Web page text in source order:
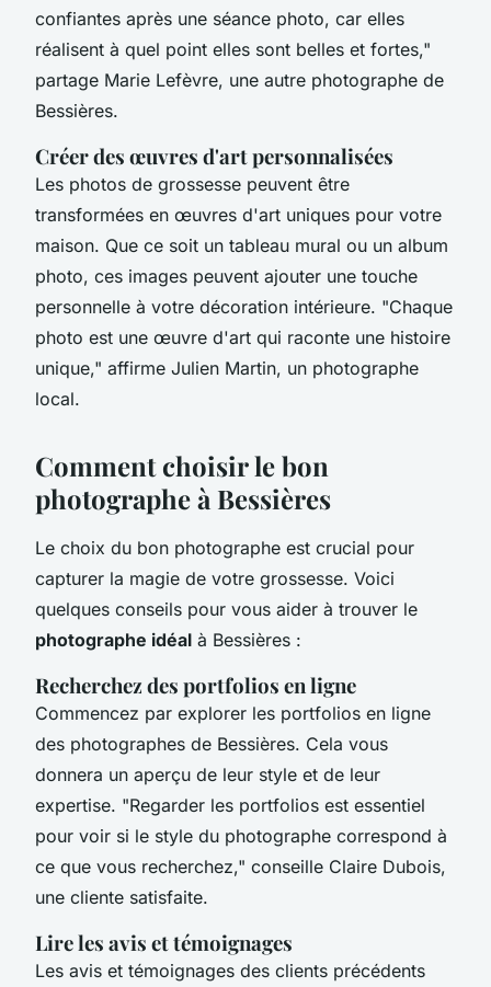
confiantes après une séance photo, car elles
réalisent à quel point elles sont belles et fortes,"
partage Marie Lefèvre, une autre photographe de
Bessières.
Créer des œuvres d'art personnalisées
Les photos de grossesse peuvent être
transformées en œuvres d'art uniques pour votre
maison. Que ce soit un tableau mural ou un album
photo, ces images peuvent ajouter une touche
personnelle à votre décoration intérieure. "Chaque
photo est une œuvre d'art qui raconte une histoire
unique," affirme Julien Martin, un photographe
local.
Comment choisir le bon
photographe à Bessières
Le choix du bon photographe est crucial pour
capturer la magie de votre grossesse. Voici
quelques conseils pour vous aider à trouver le
photographe idéal à Bessières :
Recherchez des portfolios en ligne
Commencez par explorer les portfolios en ligne
des photographes de Bessières. Cela vous
donnera un aperçu de leur style et de leur
expertise. "Regarder les portfolios est essentiel
pour voir si le style du photographe correspond à
ce que vous recherchez," conseille Claire Dubois,
une cliente satisfaite.
Lire les avis et témoignages
Les avis et témoignages des clients précédents